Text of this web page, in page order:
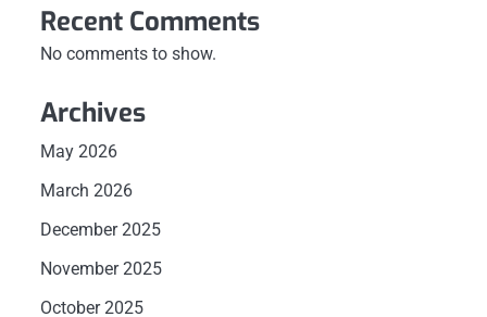
Recent Comments
No comments to show.
Archives
May 2026
March 2026
December 2025
November 2025
October 2025